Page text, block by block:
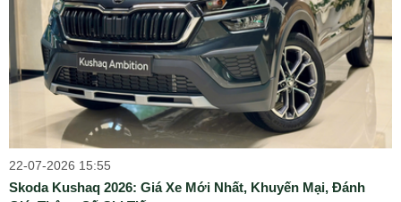
22-07-2026 15:55
Skoda Kushaq 2026: Giá Xe Mới Nhất, Khuyến Mại, Đánh